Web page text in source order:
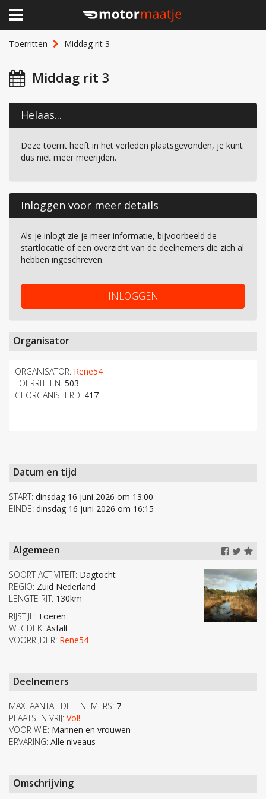
Toerritten Middag rit 3
Middag rit 3
Helaas...
Deze toerrit heeft in het verleden plaatsgevonden, je kunt
dus niet meer meerijden.
Inloggen voor meer details
Als je inlogt zie je meer informatie, bijvoorbeeld de
startlocatie of een overzicht van de deelnemers die zich al
hebben ingeschreven.
INLOGGEN
Organisator
ORGANISATOR: Rene54
TOERRITTEN: 503
GEORGANISEERD: 417
Datum en tijd
START: dinsdag 16 juni 2026 om 13:00
EINDE: dinsdag 16 juni 2026 om 16:15
Algemeen
SOORT ACTIVITEIT: Dagtocht
REGIO: Zuid Nederland
LENGTE RIT: 130km
RIJSTIJL: Toeren
WEGDEK: Asfalt
VOORRIJDER: Rene54
Deelnemers
MAX. AANTAL DEELNEMERS: 7
PLAATSEN VRIJ: Vol!
VOOR WIE: Mannen en vrouwen
ERVARING: Alle niveaus
Omschrijving
×
Home
Clubhuis
Lid worden
Over Motormaatje